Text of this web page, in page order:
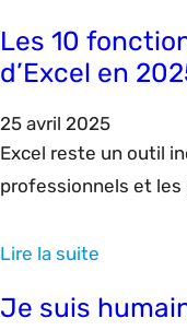
Les 10
d’Excel en
25 avril 2025
Excel reste un outil
professionnels et les
création de rapports,
les plus utilisées
Lire la suite
Je suis